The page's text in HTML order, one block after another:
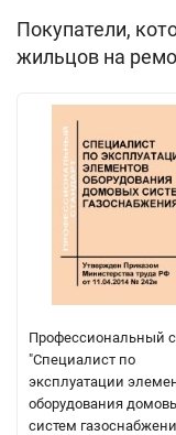
Покупатели,
жильцов на
Профессиональный
"Специалист по
эксплуатации
оборудования
систем